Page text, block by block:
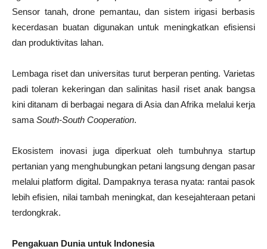
Sensor tanah, drone pemantau, dan sistem irigasi berbasis
kecerdasan buatan digunakan untuk meningkatkan efisiensi
dan produktivitas lahan.
Lembaga riset dan universitas turut berperan penting. Varietas
padi toleran kekeringan dan salinitas hasil riset anak bangsa
kini ditanam di berbagai negara di Asia dan Afrika melalui kerja
sama South-South Cooperation.
Ekosistem inovasi juga diperkuat oleh tumbuhnya startup
pertanian yang menghubungkan petani langsung dengan pasar
melalui platform digital. Dampaknya terasa nyata: rantai pasok
lebih efisien, nilai tambah meningkat, dan kesejahteraan petani
terdongkrak.
Pengakuan Dunia untuk Indonesia